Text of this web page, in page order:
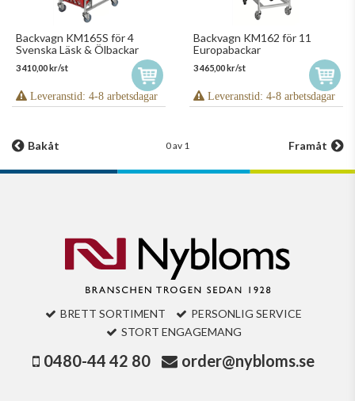
Backvagn KM165S för 4
Svenska Läsk & Ölbackar
3 410,00 kr/st
Leveranstid: 4-8 arbetsdagar
Backvagn KM162 för 11
Europabackar
3 465,00 kr/st
Leveranstid: 4-8 arbetsdagar
Bakåt 0 av 1 Framåt
BRETT SORTIMENT
PERSONLIG SERVICE
STORT ENGAGEMANG
0480-44 42 80 order@nybloms.se